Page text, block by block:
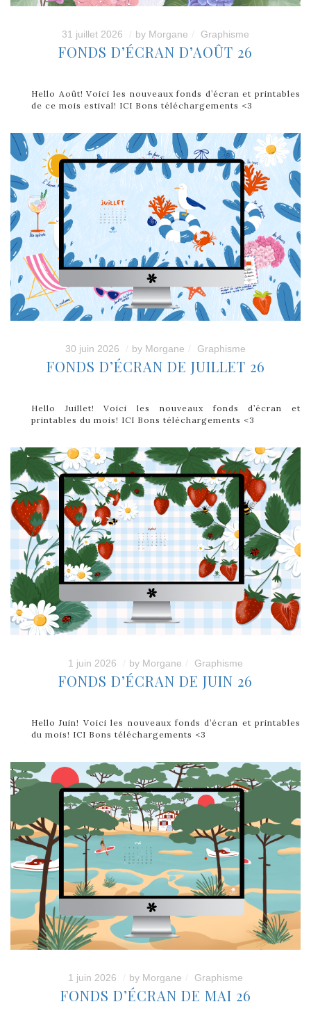
31 juillet 2026 by Morgane Graphisme
FONDS D’ÉCRAN D’AOÛT 26
Hello Août! Voici les nouveaux fonds d’écran et printables
de ce mois estival! ICI Bons téléchargements <3
30 juin 2026 by Morgane Graphisme
FONDS D’ÉCRAN DE JUILLET 26
Hello Juillet! Voici les nouveaux fonds d’écran et
printables du mois! ICI Bons téléchargements <3
1 juin 2026 by Morgane Graphisme
FONDS D’ÉCRAN DE JUIN 26
Hello Juin! Voici les nouveaux fonds d’écran et printables
du mois! ICI Bons téléchargements <3
1 juin 2026 by Morgane Graphisme
FONDS D’ÉCRAN DE MAI 26